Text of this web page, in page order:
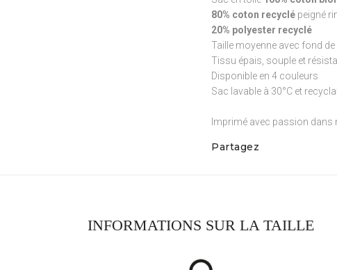
80% coton recyclé peigné
20% polyester recyclé
Taille moyenne avec fond
Tissu épais, souple et
Disponible en 4 couleurs
Sac lavable à 30°C et
Imprimé avec passion dans
Partagez
INFORMATIONS SUR LA TAILLE